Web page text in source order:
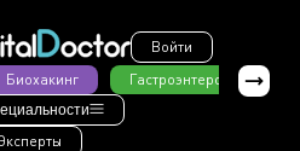
Войти
Биохакинг Гастроэнтерология